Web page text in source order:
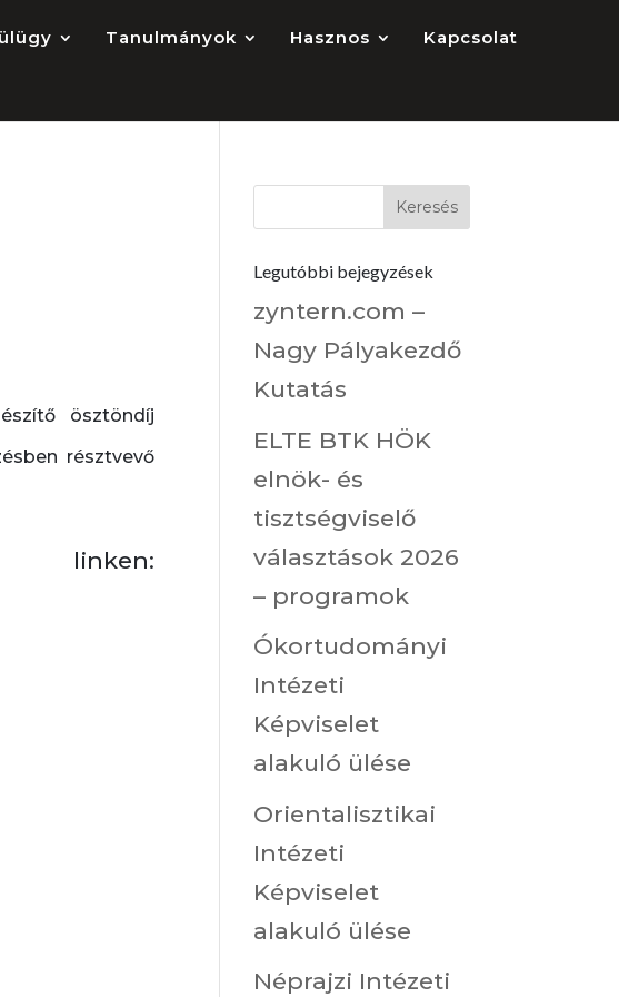
Tanulmányok Hasznos Kapcsolat
ösztöndíj
résztvevő
Legutóbbi bejegyzések
zyntern.com –
Nagy Pályakezdő
Kutatás
ELTE BTK HÖK
elnök- és
tisztségviselő
választások 2026
– programok
Ókortudományi
Intézeti
Képviselet
alakuló ülése
Orientalisztikai
Intézeti
Képviselet
alakuló ülése
Néprajzi Intézeti